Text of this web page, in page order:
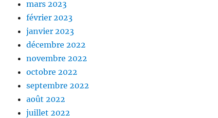
mars 2023
février 2023
janvier 2023
décembre 2022
novembre 2022
octobre 2022
septembre 2022
août 2022
juillet 2022